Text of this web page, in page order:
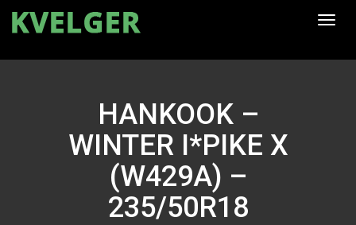
HANKOOK –
WINTER I*PIKE X
(W429A) –
235/50R18